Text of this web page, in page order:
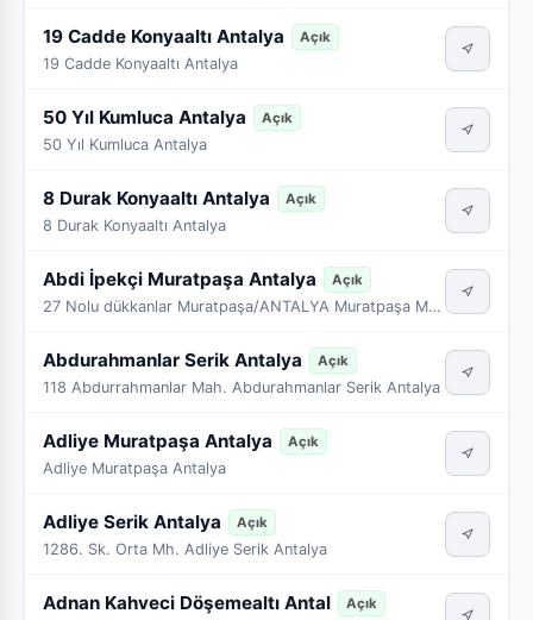
19 Cadde Konyaaltı Antalya Açık
19 Cadde Konyaaltı Antalya
50 Yıl Kumluca Antalya Açık
50 Yıl Kumluca Antalya
8 Durak Konyaaltı Antalya Açık
8 Durak Konyaaltı Antalya
Abdi İpekçi Muratpaşa Antalya Açık
27 Nolu dükkanlar Muratpaşa/ANTALYA Muratpaşa Mah.565 sokak No:18 25-26 Abdi İpekçi Antalya
Abdurahmanlar Serik Antalya Açık
118 Abdurrahmanlar Mah. Abdurahmanlar Serik Antalya
Adliye Muratpaşa Antalya Açık
Adliye Muratpaşa Antalya
Adliye Serik Antalya Açık
1286. Sk. Orta Mh. Adliye Serik Antalya
Adnan Kahveci Döşemealtı Antal Açık